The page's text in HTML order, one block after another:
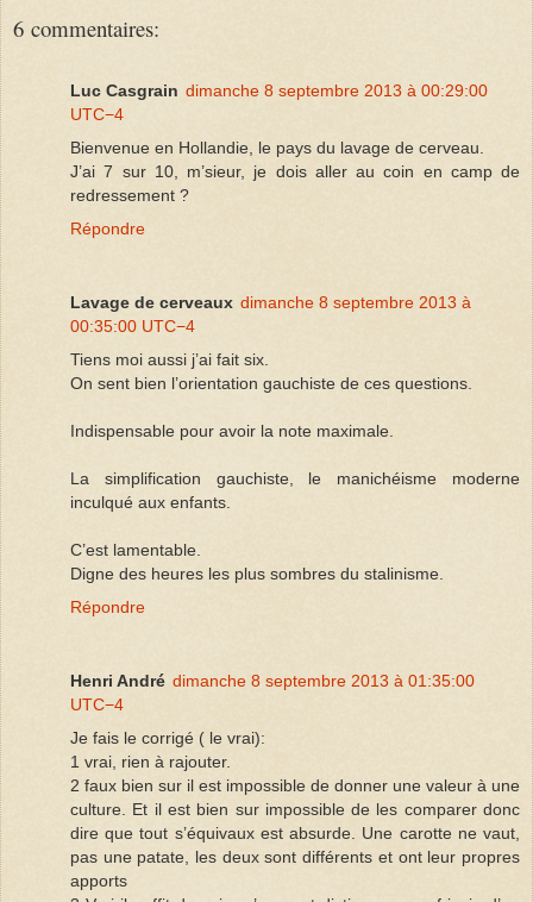
6 commentaires:
Luc Casgrain dimanche 8 septembre 2013 à 00:29:00
UTC−4
Bienvenue en Hollandie, le pays du lavage de cerveau.
J’ai 7 sur 10, m’sieur, je dois aller au coin en camp de
redressement ?
Répondre
Lavage de cerveaux dimanche 8 septembre 2013 à
00:35:00 UTC−4
Tiens moi aussi j’ai fait six.
On sent bien l’orientation gauchiste de ces questions.
Indispensable pour avoir la note maximale.
La simplification gauchiste, le manichéisme moderne
inculqué aux enfants.
C’est lamentable.
Digne des heures les plus sombres du stalinisme.
Répondre
Henri André dimanche 8 septembre 2013 à 01:35:00
UTC−4
Je fais le corrigé ( le vrai):
1 vrai, rien à rajouter.
2 faux bien sur il est impossible de donner une valeur à une
culture. Et il est bien sur impossible de les comparer donc
dire que tout s’équivaux est absurde. Une carotte ne vaut,
pas une patate, les deux sont différents et ont leur propres
apports